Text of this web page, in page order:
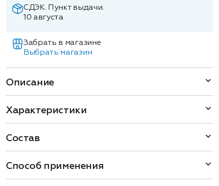
СДЭК. Пункт выдачи.
10 августа
Забрать в магазине
Выбрать магазин
Описание
Характеристики
Состав
Способ применения